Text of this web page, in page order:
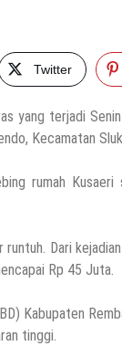
Twitter
yang terjadi
Kecamatan
rumah
Dari
Rp 45 Juta.
Kabupaten
tinggi.